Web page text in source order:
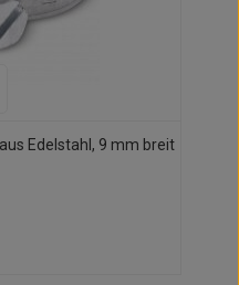
Edelstahl, 9 mm breit